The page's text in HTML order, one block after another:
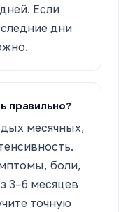
Если
дни
правильно?
месячных,
боли,
3–6 месяцев
точную